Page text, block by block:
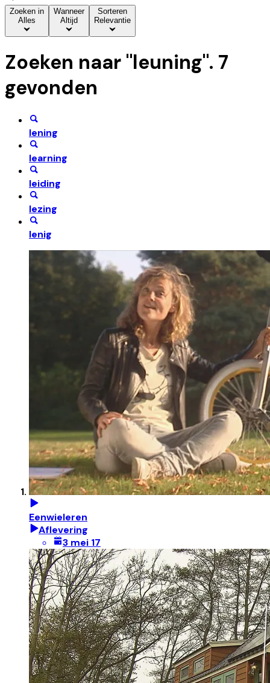
Zoeken in
Alles
Wanneer
Altijd
Sorteren
Relevantie
Zoeken naar "leuning". 7
gevonden
lening
learning
leiding
lezing
lenig
Eenwieleren
Aflevering
3 mei 17